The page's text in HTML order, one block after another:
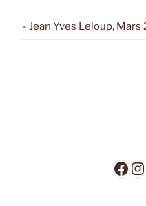
- Jean Yves Leloup, Mars